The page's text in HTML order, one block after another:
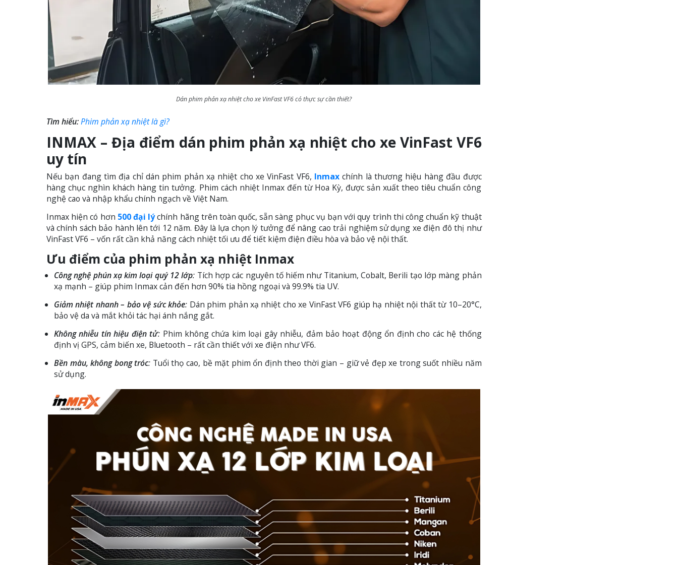
Dán phim phản xạ nhiệt cho xe VinFast VF6 có thực sự cần thiết?
Tìm hiểu:Phim phản xạ nhiệt là gì?
INMAX – Địa điểm dán phim phản xạ nhiệt cho xe VinFast VF6
uy tín
Nếu bạn đang tìm địa chỉ dán phim phản xạ nhiệt cho xe VinFast VF6, Inmax chính là thương hiệu hàng đầu được
hàng chục nghìn khách hàng tin tưởng. Phim cách nhiệt Inmax đến từ Hoa Kỳ, được sản xuất theo tiêu chuẩn công
nghệ cao và nhập khẩu chính ngạch về Việt Nam.
Inmax hiện có hơn 500 đại lýchính hãng trên toàn quốc, sẵn sàng phục vụ bạn với quy trình thi công chuẩn kỹ thuật
và chính sách bảo hành lên tới 12 năm. Đây là lựa chọn lý tưởng để nâng cao trải nghiệm sử dụng xe điện đô thị như
VinFast VF6 – vốn rất cần khả năng cách nhiệt tối ưu để tiết kiệm điện điều hòa và bảo vệ nội thất.
Ưu điểm của phim phản xạ nhiệt Inmax
Công nghệ phún xạ kim loại quý 12 lớp: Tích hợp các nguyên tố hiếm như Titanium, Cobalt, Berili tạo lớp màng phản
xạ mạnh – giúp phim Inmax cản đến hơn 90% tia hồng ngoại và 99.9% tia UV.
Giảm nhiệt nhanh – bảo vệ sức khỏe: Dán phim phản xạ nhiệt cho xe VinFast VF6 giúp hạ nhiệt nội thất từ 10–20°C,
bảo vệ da và mắt khỏi tác hại ánh nắng gắt.
Không nhiễu tín hiệu điện tử: Phim không chứa kim loại gây nhiễu, đảm bảo hoạt động ổn định cho các hệ thống
định vị GPS, cảm biến xe, Bluetooth – rất cần thiết với xe điện như VF6.
Bền màu, không bong tróc: Tuổi thọ cao, bề mặt phim ổn định theo thời gian – giữ vẻ đẹp xe trong suốt nhiều năm
sử dụng.